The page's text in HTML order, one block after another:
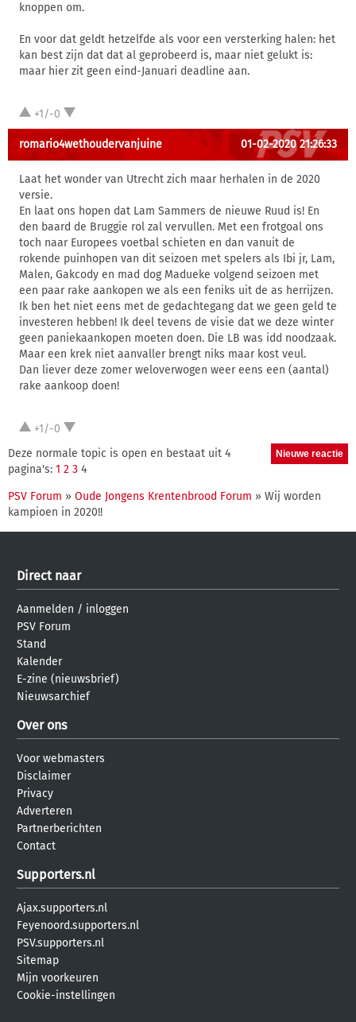
knoppen om.
En voor dat geldt hetzelfde als voor een versterking halen: het
kan best zijn dat dat al geprobeerd is, maar niet gelukt is:
maar hier zit geen eind-Januari deadline aan.
+1/-0
romario4wethoudervanjuine 01-02-2020 21:26:33
Laat het wonder van Utrecht zich maar herhalen in de 2020
versie.
En laat ons hopen dat Lam Sammers de nieuwe Ruud is! En
den baard de Bruggie rol zal vervullen. Met een frotgoal ons
toch naar Europees voetbal schieten en dan vanuit de
rokende puinhopen van dit seizoen met spelers als Ibi jr, Lam,
Malen, Gakcody en mad dog Madueke volgend seizoen met
een paar rake aankopen we als een feniks uit de as herrijzen.
Ik ben het niet eens met de gedachtegang dat we geen geld te
investeren hebben! Ik deel tevens de visie dat we deze winter
geen paniekaankopen moeten doen. Die LB was idd noodzaak.
Maar een krek niet aanvaller brengt niks maar kost veul.
Dan liever deze zomer weloverwogen weer eens een (aantal)
rake aankoop doen!
+1/-0
Deze normale topic is open en bestaat uit 4
pagina's: 1 2 3 4
PSV Forum » Oude Jongens Krentenbrood Forum » Wij worden
kampioen in 2020!!
Direct naar
Aanmelden / inloggen
PSV Forum
Stand
Kalender
E-zine (nieuwsbrief)
Nieuwsarchief
Over ons
Voor webmasters
Disclaimer
Privacy
Adverteren
Partnerberichten
Contact
Supporters.nl
Ajax.supporters.nl
Feyenoord.supporters.nl
PSV.supporters.nl
Sitemap
Mijn voorkeuren
Cookie-instellingen